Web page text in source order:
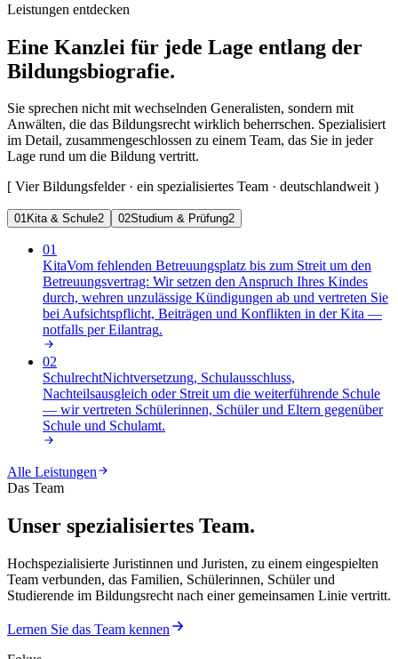
Leistungen entdecken
Eine Kanzlei für jede Lage entlang der
Bildungsbiografie.
Sie sprechen nicht mit wechselnden Generalisten, sondern mit
Anwälten, die das Bildungsrecht wirklich beherrschen. Spezialisiert
im Detail, zusammengeschlossen zu einem Team, das Sie in jeder
Lage rund um die Bildung vertritt.
[ Vier Bildungsfelder · ein spezialisiertes Team · deutschlandweit)
01Kita & Schule2 02Studium & Prüfung2
01
KitaVom fehlenden Betreuungsplatz bis zum Streit um den
Betreuungsvertrag: Wir setzen den Anspruch Ihres Kindes
durch, wehren unzulässige Kündigungen ab und vertreten Sie
bei Aufsichtspflicht, Beiträgen und Konflikten in der Kita —
notfalls per Eilantrag.
02
SchulrechtNichtversetzung, Schulausschluss,
Nachteilsausgleich oder Streit um die weiterführende Schule
— wir vertreten Schülerinnen, Schüler und Eltern gegenüber
Schule und Schulamt.
Alle Leistungen
Das Team
Unser spezialisiertes Team.
Hochspezialisierte Juristinnen und Juristen, zu einem eingespielten
Team verbunden, das Familien, Schülerinnen, Schüler und
Studierende im Bildungsrecht nach einer gemeinsamen Linie vertritt.
Lernen Sie das Team kennen